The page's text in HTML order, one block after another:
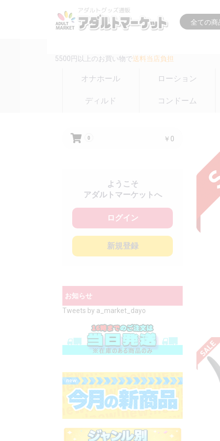
5500円以上のお買い物で送料当店負担
オナホール ローション
ディルド コンドーム
0 ￥0
ようこそ
アダルトマーケットへ
ログイン
新規登録
お知らせ
Tweets by a_market_dayo